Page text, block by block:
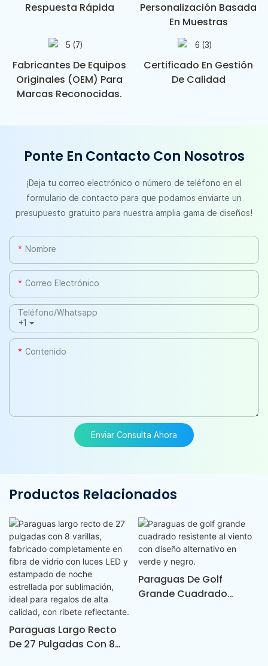
Respuesta Rápida
Personalización Basada
En Muestras
Fabricantes De Equipos
Originales (OEM) Para
Marcas Reconocidas.
Certificado En Gestión
De Calidad
Ponte En Contacto Con Nosotros
¡Deja tu correo electrónico o número de teléfono en el
formulario de contacto para que podamos enviarte un
presupuesto gratuito para nuestra amplia gama de diseños!
Nombre
Correo Electrónico
+1
Teléfono/whatsapp
Contenido
Enviar Consulta Ahora
Productos Relacionados
Paraguas Largo Recto
De 27 Pulgadas Con 8
Paraguas De Golf
Grande Cuadrado